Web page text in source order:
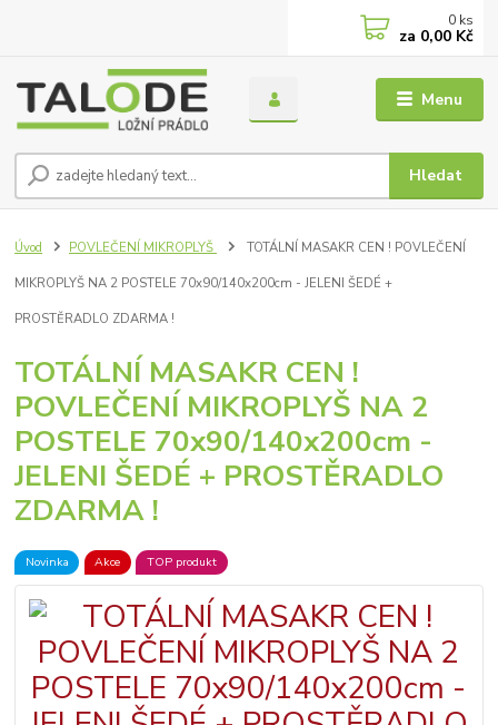
Menu
Hledat
0 ks
za 0,00 Kč
Úvod POVLEČENÍ MIKROPLYŠ TOTÁLNÍ MASAKR CEN ! POVLEČENÍ
MIKROPLYŠ NA 2 POSTELE 70x90/140x200cm - JELENI ŠEDÉ +
PROSTĚRADLO ZDARMA !
TOTÁLNÍ MASAKR CEN !
POVLEČENÍ MIKROPLYŠ NA 2
POSTELE 70x90/140x200cm -
JELENI ŠEDÉ + PROSTĚRADLO
ZDARMA !
Novinka Akce TOP produkt